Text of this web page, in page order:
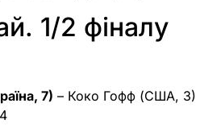
1/2 фіналу
7) – Коко Гофф (США, 3)